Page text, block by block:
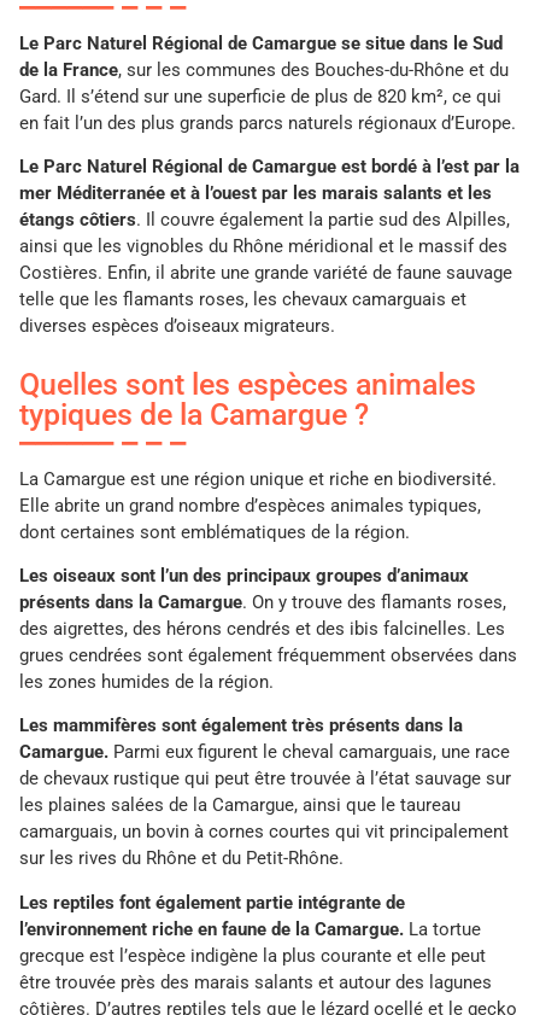
Le Parc Naturel Régional de Camargue se situe dans le Sud
de la France, sur les communes des Bouches-du-Rhône et du
Gard. Il s’étend sur une superficie de plus de 820 km², ce qui
en fait l’un des plus grands parcs naturels régionaux d’Europe.
Le Parc Naturel Régional de Camargue est bordé à l’est par la
mer Méditerranée et à l’ouest par les marais salants et les
étangs côtiers. Il couvre également la partie sud des Alpilles,
ainsi que les vignobles du Rhône méridional et le massif des
Costières. Enfin, il abrite une grande variété de faune sauvage
telle que les flamants roses, les chevaux camarguais et
diverses espèces d’oiseaux migrateurs.
Quelles sont les espèces animales
typiques de la Camargue ?
La Camargue est une région unique et riche en biodiversité.
Elle abrite un grand nombre d’espèces animales typiques,
dont certaines sont emblématiques de la région.
Les oiseaux sont l’un des principaux groupes d’animaux
présents dans la Camargue. On y trouve des flamants roses,
des aigrettes, des hérons cendrés et des ibis falcinelles. Les
grues cendrées sont également fréquemment observées dans
les zones humides de la région.
Les mammifères sont également très présents dans la
Camargue. Parmi eux figurent le cheval camarguais, une race
de chevaux rustique qui peut être trouvée à l’état sauvage sur
les plaines salées de la Camargue, ainsi que le taureau
camarguais, un bovin à cornes courtes qui vit principalement
sur les rives du Rhône et du Petit-Rhône.
Les reptiles font également partie intégrante de
l’environnement riche en faune de la Camargue. La tortue
grecque est l’espèce indigène la plus courante et elle peut
être trouvée près des marais salants et autour des lagunes
côtières. D’autres reptiles tels que le lézard ocellé et le gecko